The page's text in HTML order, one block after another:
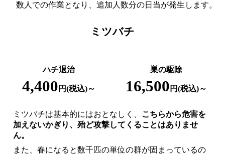
数人での作業となり、追加人数分の日当が発生します。
ミツバチ
ハチ退治
4,400 円(税込)～
巣の駆除
16,500 円(税込)～
ミツバチは基本的にはおとなしく、 こちらから危害を
加えないかぎり、殆ど攻撃してくることはありませ
ん。
また、春になると数千匹の単位の群が固まっているの